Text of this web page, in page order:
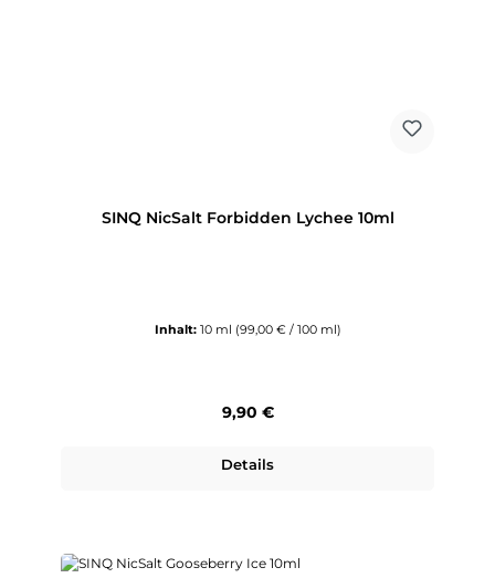
SINQ NicSalt Forbidden Lychee 10ml
Inhalt: 10 ml (99,00 € / 100 ml)
Regulärer Preis:
9,90 €
Details